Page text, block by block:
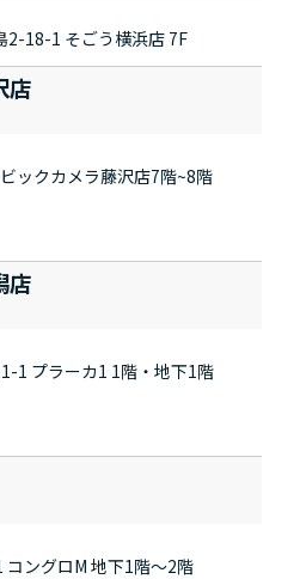
2-18-1 そごう横浜店 7F
店
ックカメラ藤沢店7階~8階
店
1 プラーカ1 1階・地下1階
ングロM 地下1階～2階